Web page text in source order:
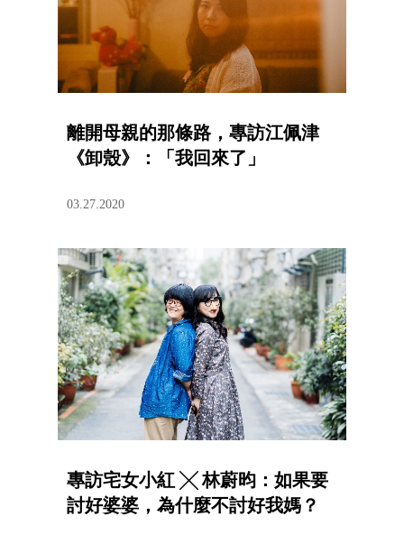
離開母親的那條路，專訪江佩津
《卸殼》：「我回來了」
03.27.2020
專訪宅女小紅 ╳ 林蔚昀：如果要
討好婆婆，為什麼不討好我媽？